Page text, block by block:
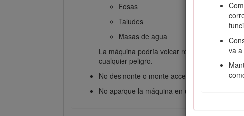
va a
Fosas
Taludes
Masas de agua
La máquina podría volcar repentinamente si
cualquier peligro.
No desmonte o monte accesorios en una
No aparque la máquina en una cuesta o